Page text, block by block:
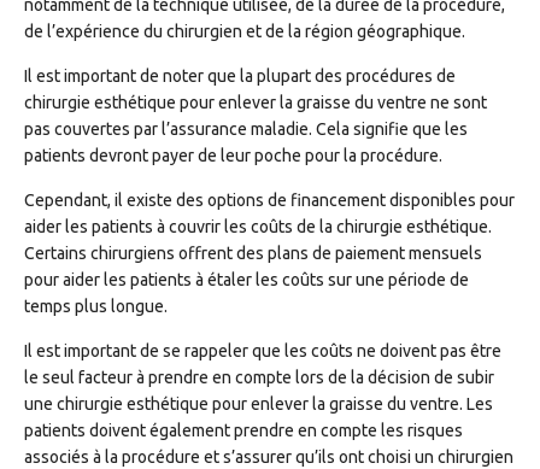
notamment de la technique utilisée, de la durée de la procédure,
de l’expérience du chirurgien et de la région géographique.
Il est important de noter que la plupart des procédures de
chirurgie esthétique pour enlever la graisse du ventre ne sont
pas couvertes par l’assurance maladie. Cela signifie que les
patients devront payer de leur poche pour la procédure.
Cependant, il existe des options de financement disponibles pour
aider les patients à couvrir les coûts de la chirurgie esthétique.
Certains chirurgiens offrent des plans de paiement mensuels
pour aider les patients à étaler les coûts sur une période de
temps plus longue.
Il est important de se rappeler que les coûts ne doivent pas être
le seul facteur à prendre en compte lors de la décision de subir
une chirurgie esthétique pour enlever la graisse du ventre. Les
patients doivent également prendre en compte les risques
associés à la procédure et s’assurer qu’ils ont choisi un chirurgien